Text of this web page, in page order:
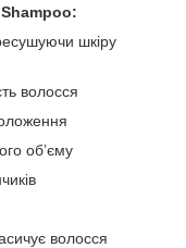
шкіру
волосся
об’єму
волосся